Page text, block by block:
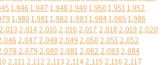
1,9461,9471,9481,9491,9501,9511,952
1,9801,9811,9821,9831,9841,9851,986
2,013 2,0142,015 2,016 2,017 2,018 2,019 2,020
2,047 2,048 2,049 2,050 2,0512,052
2,079 2,080 2,0812,082 2,083 2,084
2,1112,112 2,113 2,1142,115 2,116 2,117